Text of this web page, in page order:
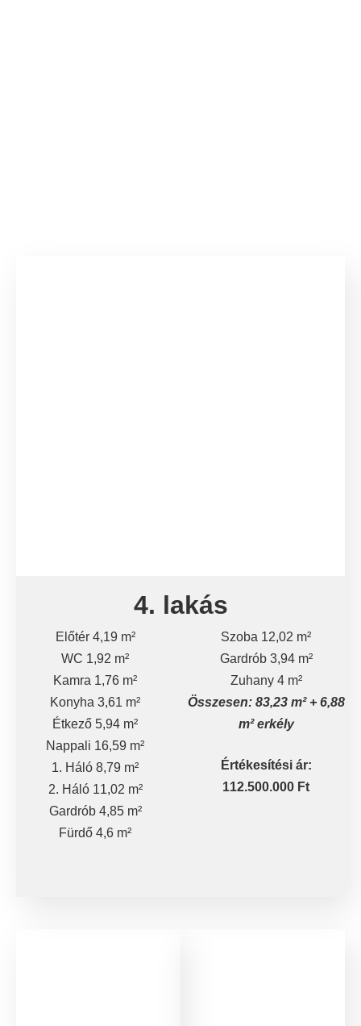
4. lakás
Előtér 4,19 m²
WC 1,92 m²
Kamra 1,76 m²
Konyha 3,61 m²
Étkező 5,94 m²
Nappali 16,59 m²
1. Háló 8,79 m²
2. Háló 11,02 m²
Gardrób 4,85 m²
Fürdő 4,6 m²
Szoba 12,02 m²
Gardrób 3,94 m²
Zuhany 4 m²
Összesen: 83,23 m² + 6,88
m² erkély
Értékesítési ár:
112.500.000 Ft